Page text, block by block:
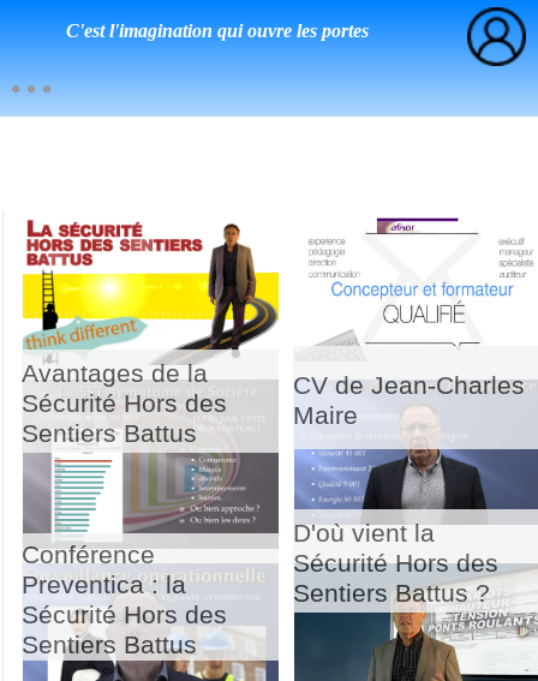
C'est l'imagination qui ouvre les portes
Avantages de la
Sécurité Hors des
Sentiers Battus
CV de Jean-Charles
Maire
Conférence
Preventica : la
Sécurité Hors des
Sentiers Battus
D'où vient la
Sécurité Hors des
Sentiers Battus ?